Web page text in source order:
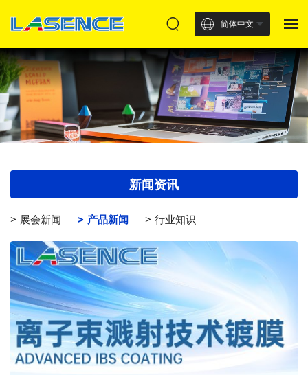
简体中文
新闻资讯
展会新闻 产品新闻 行业知识